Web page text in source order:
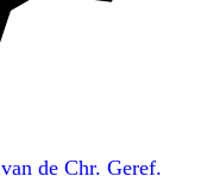
van de Chr. Geref.